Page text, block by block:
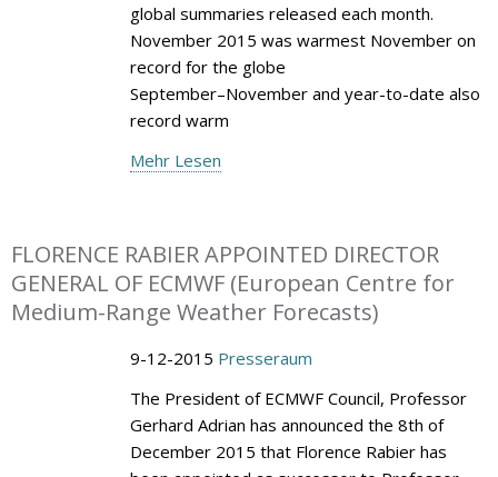
global summaries released each month.
November 2015 was warmest November on
record for the globe
September–November and year-to-date also
record warm
Mehr Lesen
FLORENCE RABIER APPOINTED DIRECTOR
GENERAL OF ECMWF (European Centre for
Medium-Range Weather Forecasts)
9-12-2015 Presseraum
The President of ECMWF Council, Professor
Gerhard Adrian has announced the 8th of
December 2015 that Florence Rabier has